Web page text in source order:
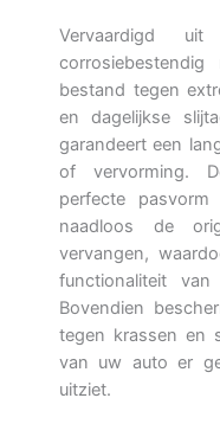
Vervaardigd
bestand tegen
en dagelijkse
garandeert een
of vervorming.
perfecte
naadloos de
vervangen,
functionaliteit
Bovendien
tegen krassen en
van uw auto er
uitziet.